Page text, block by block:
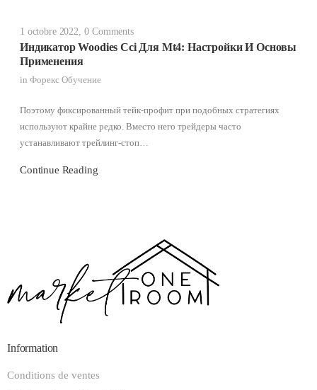
1 octobre 2022, 0 Comments
Индикатор Woodies Cci Для Mt4: Настройки И Основы
Применения
in Форекс Обучение
Поэтому фиксированный тейк-профит при подобных стратегиях
используют крайне редко. Вместо него трейдеры часто
устанавливают трейлинг-стоп…
Continue Reading
Information
Conditions de ventes